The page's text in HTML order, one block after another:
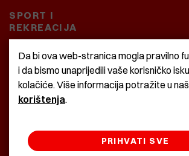
SPORT I
REKREACIJA
BAŠTARDINI I PRAVI
KRASNA ZEMLJA
Da bi ova web-stranica mogla pravilno
i da bismo unaprijedili vaše korisničko
kolačiće. Više informacija potražite u
korištenja.
PRIHVATI SVE